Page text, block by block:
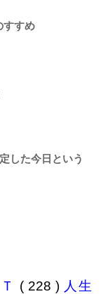
すすめ
した今日という
( 228 ) 人生